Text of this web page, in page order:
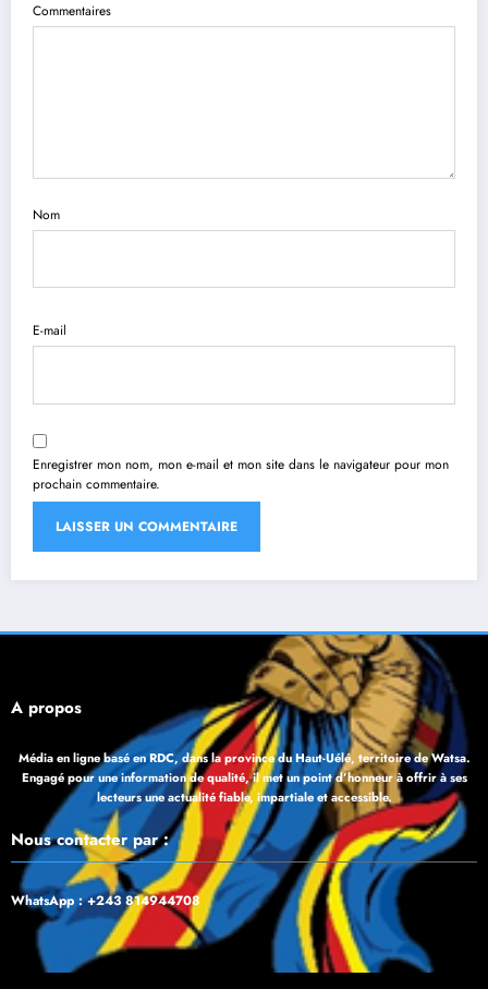
Commentaires
Nom
E-mail
Enregistrer mon nom, mon e-mail et mon site dans le navigateur pour mon
prochain commentaire.
À propos
Média en ligne basé en RDC, dans la province du Haut-Uélé, territoire de Watsa.
Engagé pour une information de qualité, il met un point d’honneur à offrir à ses
lecteurs une actualité fiable, impartiale et accessible.
Nous contacter par :
WhatsApp : +243 814944708